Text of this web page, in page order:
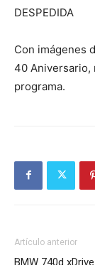
DESPEDIDA
Con imágenes
40 Aniversario,
programa.
Artículo anterior
BMW 740d